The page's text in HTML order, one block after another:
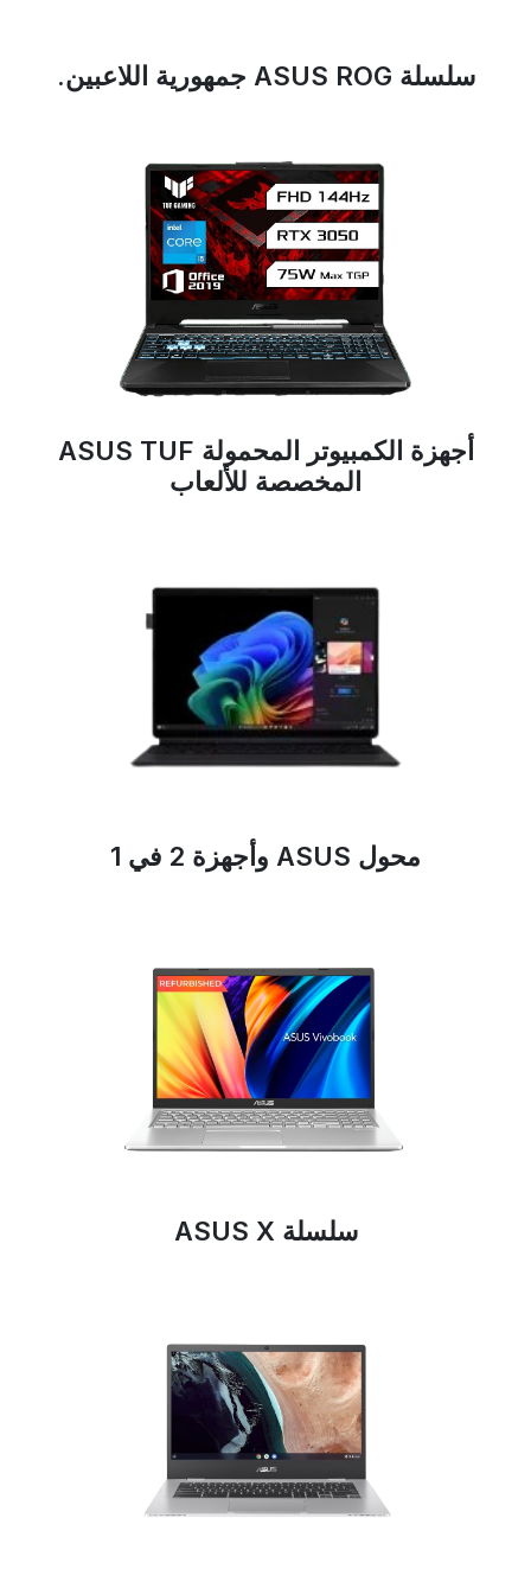
سلسلة ASUS ROG جمهورية اللاعبين.
أجهزة الكمبيوتر المحمولة ASUS TUF
المخصصة للألعاب
محول ASUS وأجهزة 2 في 1
سلسلة ASUS X